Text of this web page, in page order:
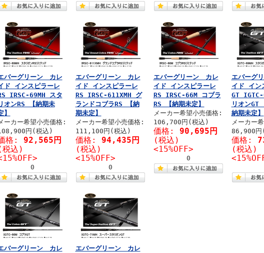
バーグリーン カレ
ド インスピラーレ
IRSC-69MH スタ
オンRS 【納期未
】
ーカー希望小売価格:
円(税込)
格: 92,565円
込)
0
エバーグリーン カレ
イド インスピラーレ
RS IRSC-611XMH グ
ランドコブラRS 【納
期未定】
メーカー希望小売価格:
111,100円(税込)
価格: 94,435円
(税込)
<15%OFF>
0
エバーグリーン カレ
イド インスピラーレ
RS IRSC-66M コブラ
RS 【納期未定】
メーカー希望小売価格:
106,700円(税込)
価格: 90,695円
(税込)
<15%OFF>
0
エバーグ
イド イン
GT IGTC-
リオンGT
納期未定】
メーカー
86,900円
価格:
(税込)
バーグリーン カレ
エバーグリーン カレ